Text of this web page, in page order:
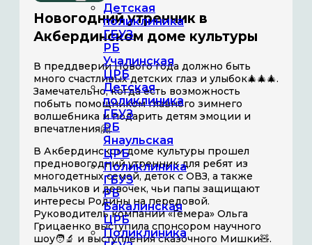
Детская
поликлиника
ГБУЗ
РБ
Учалинская
ЦРБ
Детская
поликлиника
ГБУЗ
РБ
Янаульская
ЦРБ
Поликлиника
ГБУЗ
РБ
Бакалинская
ЦРБ
Поликлиника
Новогодний утренник в
Акбердинском доме культуры
В преддверии Нового года должно быть
много счастливых детских глаз и улыбок🎄🎄🎄.
Замечательно, когда есть возможность
побыть помощником главного зимнего
волшебника и подарить детям эмоции и
впечатления🤗.
В Акбердинском доме культуры прошел
предновогодний утренник для ребят из
многодетных семей, деток с ОВЗ, а также
мальчиков и девочек, чьи папы защищают
интересы Родины на передовой.
Руководитель компании «Гемера» Ольга
Грицаенко выступила спонсором научного
шоу🧑‍🔬 и выступления сказочного Мишки🧸.